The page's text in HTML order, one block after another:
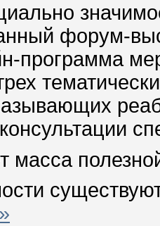
форум-
программа
масса